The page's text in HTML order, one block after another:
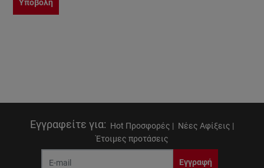
Υποβολή
Εγγραφείτε για: Hot Προσφορές | Νέες Αφίξεις |
Έτοιμες προτάσεις
Εγγραφή